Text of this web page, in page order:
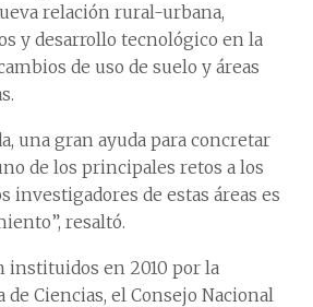
relación rural-urbana,
y desarrollo tecnológico en la
de uso de suelo y áreas
una gran ayuda para concretar
de los principales retos a los
investigadores de estas áreas es
resaltó.
instituidos en 2010 por la
de Ciencias, el Consejo Nacional